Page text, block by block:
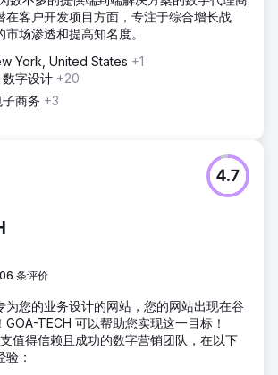
在客户开发项目方面，专注于综合增长战
场渗透和提高知名度。
York, United States +1
字设计 +20
商务 +3
条评价
4.7
为您的业务设计的网站，您的网站出现在谷
TECH 可以帮助您实现这一目标！
值得信赖且成功的数字营销团队，在以下
：